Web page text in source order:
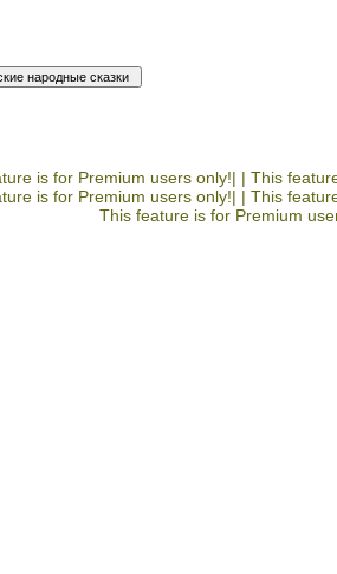
is for Premium users only!| | This
is for Premium users only!| | This
This feature is for Premium